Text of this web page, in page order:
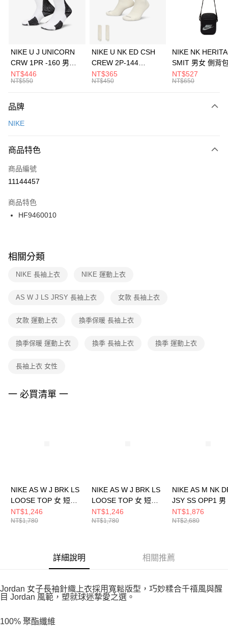
合作金庫商業銀行
第一商業銀行
華南商業銀行
彰化商業銀行
上海商業儲蓄銀行
元大商業銀行
台灣樂天信用卡公司
Apple Pay
全盈+PAY
AFTEE先享後付
【關於「AFTEE先享後付」】
便利好安心！
３．安心：先確認商品／服務後，再付款。
【「AFTEE先享後付」結帳流程】
１．於結帳方式選擇「AFTEE先享後付」後，將跳轉至「AFTEE先享後付」
２．訂單成立數日內，您將收到繳費通知簡訊。
３．收到繳費通知簡訊後14天內，點擊此簡訊中的連結，可透過四大超商／
ATM／網路銀行／等多元方式進行付款，方視為交易完成。
※ 交易是否成功請以「AFTEE先享後付 」之結帳頁面顯示為準，若有關於
是否繳費成功／繳費後需取消欲退款等相關疑問，請聯繫「AFTEE先享後付
客戶支援中心」https://netprotections.freshdesk.com/support/home
１．透過由恩沛科技股份有限公司提供之「AFTEE先享後付」服務完成之交
權轉讓予恩沛科技股份有限公司。
３．未成年的使用者請事先徵得法定代理人或監護人之同意方可使用
任。
請求用戶進行身份認證。
５．嚴禁一人註冊多個帳號或使用他人資訊註冊。若發現惡意使用之情形，
運送方式
每筆NT$100，滿NT$1,500(含以上)免運費
宅配
每筆NT$100，滿NT$1,500(含以上)免運費
付款後門市自取
每筆NT$100，滿NT$1,500(含以上)免運費
NIKE U J UNICORN
CRW 1PR -160 男女
中統襪 FZ3393100
NT$446
NT$550
NIKE U NK ED CSH
CREW 2P-144
EMBRDY 男女 短統襪
FZ3073133
NT$365
NT$450
NIKE NK
SMIT 男女 側背
BA5871010
NT$527
NT$650
品牌
NIKE
商品特色
商品編號
11144457
商品特色
HF9460010
相關分類
NIKE 長袖上衣 NIKE 運動上衣
AS W J LS JRSY 長袖上衣 女款 長袖上衣
女款 運動上衣 換季保暖 長袖上衣
換季保暖 運動上衣 換季 長袖上衣 換季 運動上衣
長袖上衣 女性
一 必買清單 一
NIKE AS W J BRK LS
LOOSE TOP 女 短袖
上衣 HV0400133
NT$1,246
NT$1,780
NIKE AS W J BRK LS
LOOSE TOP 女 短袖
上衣 HV0400010
NT$1,246
NT$1,780
NIKE AS M NK
JSY SS OPP1 男
上衣 IH4973017
NT$1,876
NT$2,680
詳細說明 相關推薦
Jordan 女子長袖針織上衣採用寬鬆版型，巧妙糅合千禧風與醒
目 Jordan 風範，塑就球迷摯愛之選。
100% 聚酯纖維